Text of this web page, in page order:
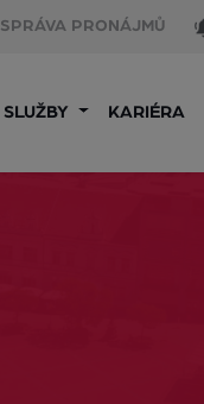
SPRÁVA PRONÁJMŮ
SLUŽBY KARIÉRA